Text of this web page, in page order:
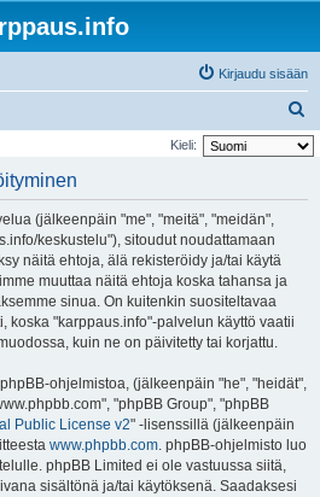
Kirjaudu sisään
t
Kieli:
(jälkeenpäin "me", "meitä", "meidän",
keskustelu"), sitoudut noudattamaan
näitä ehtoja, älä rekisteröidy ja/tai käytä
muuttaa näitä ehtoja koska tahansa ja
sinua. On kuitenkin suositeltavaa
koska "karppaus.info"-palvelun käyttö vaatii
kuin ne on päivitetty tai korjattu.
ohjelmistoa, (jälkeenpäin "he", "heidät",
"phpBB Group", "phpBB
Public License v2" -lisenssillä (jälkeenpäin
www.phpbb.com. phpBB-ohjelmisto luo
phpBB Limited ei ole vastuussa siitä,
sisältönä ja/tai käytöksenä. Saadaksesi